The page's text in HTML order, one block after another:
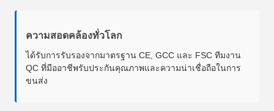
ความสอดคล้องทั่วโลก
ได้รับการรับรองจากมาตรฐาน CE, GCC และ FSC ทีมงาน
QC ที่มืออาชีพรับประกันคุณภาพและความน่าเชื่อถือในการ
ขนส่ง